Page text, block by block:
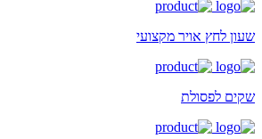
שעון לחץ אויר מקצועי
שקים לפסולת